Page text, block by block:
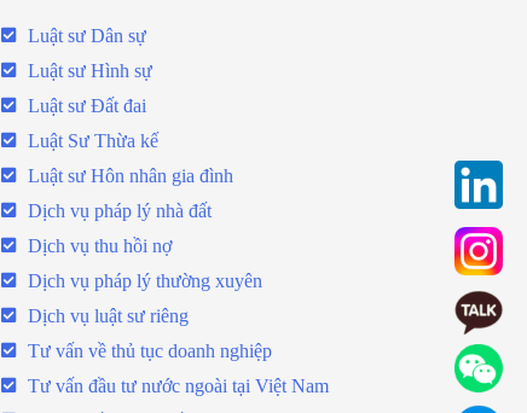
Luật sư Dân sự
Luật sư Hình sự
Luật sư Đất đai
Luật Sư Thừa kế
Luật sư Hôn nhân gia đình
Dịch vụ pháp lý nhà đất
Dịch vụ thu hồi nợ
Dịch vụ pháp lý thường xuyên
Dịch vụ luật sư riêng
Tư vấn về thủ tục doanh nghiệp
Tư vấn đầu tư nước ngoài tại Việt Nam